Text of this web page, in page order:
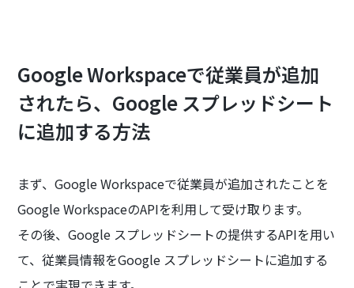
Google Workspaceで従業員が追加
されたら、Google スプレッドシート
に追加する方法
まず、Google Workspaceで従業員が追加されたことを
Google WorkspaceのAPIを利用して受け取ります。
その後、Google スプレッドシートの提供するAPIを用い
て、従業員情報をGoogle スプレッドシートに追加する